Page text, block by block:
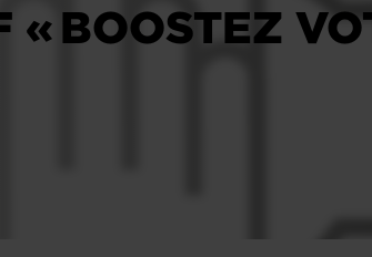
« BOOSTEZ